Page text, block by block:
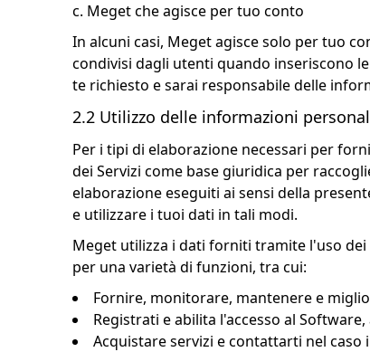
c. Meget che agisce per tuo conto
In alcuni casi, Meget agisce solo per tuo
condivisi dagli utenti quando inseriscono
te richiesto e sarai responsabile delle
2.2 Utilizzo delle informazioni
Per i tipi di elaborazione necessari per
dei Servizi come base giuridica per
elaborazione eseguiti ai sensi della
e utilizzare i tuoi dati in tali modi.
Meget utilizza i dati forniti tramite l'uso
per una varietà di funzioni, tra cui:
Fornire, monitorare, mantenere e
Registrati e abilita l'accesso al Software,
Acquistare servizi e contattarti nel